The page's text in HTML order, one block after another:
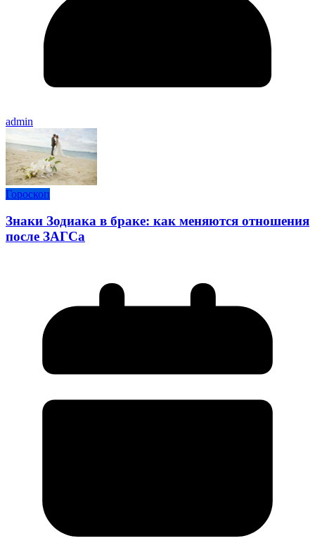
admin
Гороскоп
Знаки Зодиака в браке: как меняются отношения
после ЗАГСа